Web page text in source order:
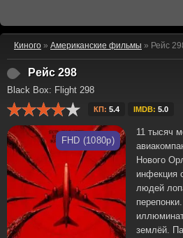
Киного » Американские фильмы » Рейс
Рейс 298
Black Box: Flight 298
КП: 5.4 IMDB: 5.0
FHD (1080p)
11 тысяч
Нового
инфекция
людей
землёй.